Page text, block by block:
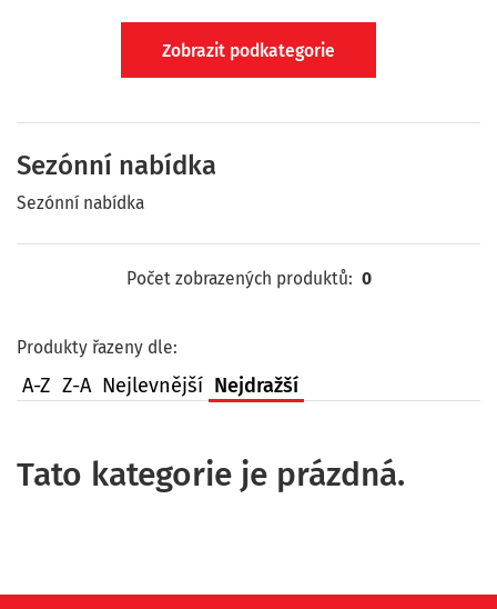
Zobrazit podkategorie
Sezónní nabídka
Sezónní nabídka
Počet zobrazených produktů: 0
Produkty řazeny dle:
A-Z Z-A Nejlevnější Nejdražší
Tato kategorie je prázdná.